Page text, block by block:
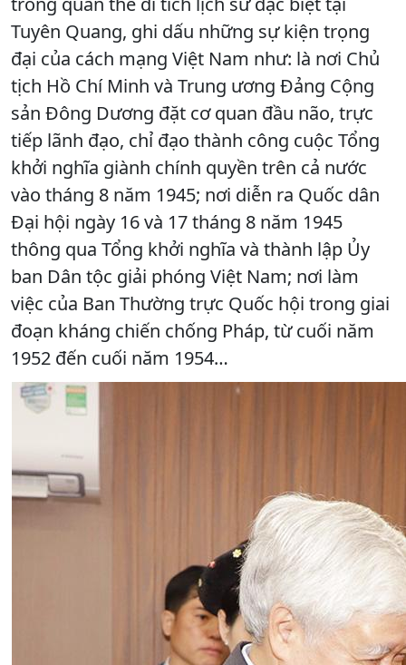
Tuyên Quang, ghi dấu những sự kiện trọng
đại của cách mạng Việt Nam như: là nơi Chủ
tịch Hồ Chí Minh và Trung ương Đảng Cộng
sản Đông Dương đặt cơ quan đầu não, trực
tiếp lãnh đạo, chỉ đạo thành công cuộc Tổng
khởi nghĩa giành chính quyền trên cả nước
vào tháng 8 năm 1945; nơi diễn ra Quốc dân
Đại hội ngày 16 và 17 tháng 8 năm 1945
thông qua Tổng khởi nghĩa và thành lập Ủy
ban Dân tộc giải phóng Việt Nam; nơi làm
việc của Ban Thường trực Quốc hội trong giai
đoạn kháng chiến chống Pháp, từ cuối năm
1952 đến cuối năm 1954…